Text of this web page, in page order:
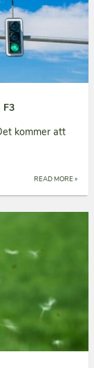
F3
kommer att
READ MORE »